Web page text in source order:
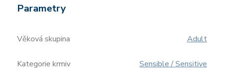
Parametry
Věková skupina Adult
Kategorie krmiv Sensible / Sensitive